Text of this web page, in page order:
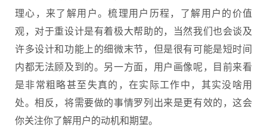
理心，来了解用户。梳理用户历程，了解用户的价值
观，对于重设计是有着极大帮助的，当然我们也会谈及
许多设计和功能上的细微末节，但是很有可能是短时间
内都无法顾及到的。另一方面，用户画像呢，目前来看
是非常粗略甚至失真的，在实际工作中，其实没啥用
处。相反，将需要做的事情罗列出来是更有效的，这会
你关注你了解用户的动机和期望。